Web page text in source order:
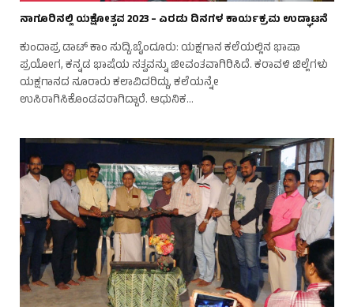
ನಾಗೂರಿನಲ್ಲಿ ಯಕ್ಷೋತ್ಸವ 2023 – ಎರಡು ದಿನಗಳ ಕಾರ್ಯಕ್ರಮ ಉದ್ಘಾಟನೆ
ಕುಂದಾಪ್ರ ಡಾಟ್ ಕಾಂ ಸುದ್ದಿ.ಬೈಂದೂರು: ಯಕ್ಷಗಾನ ಕಲೆಯಲ್ಲಿನ ಭಾಷಾ
ಪ್ರಯೋಗ, ಕನ್ನಡ ಭಾಷೆಯ ಸತ್ವವನ್ನು ಜೀವಂತವಾಗಿರಿಸಿದೆ. ಕರಾವಳಿ ಜಿಲ್ಲೆಗಳು
ಯಕ್ಷಗಾನದ ನೂರಾರು ಕಲಾವಿದರಿದ್ದು, ಕಲೆಯನ್ನೇ
ಉಸಿರಾಗಿಸಿಕೊಂಡವರಾಗಿದ್ದಾರೆ. ಆಧುನಿಕ…